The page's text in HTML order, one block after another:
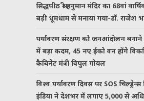
सिद्धपीठ श्री हनुमान मंदिर का 68वां
बड़ी धूमधाम से मनाया गया-डॉ. राजेश
पर्यावरण संरक्षण को जनआंदोलन बनाने
में बड़ा कदम, 45 नए ईको वन होंगे
कैबिनेट मंत्री विपुल गोयल
विश्व पर्यावरण दिवस पर SOS
इंडिया ने देशभर में लगाए 5,000 से